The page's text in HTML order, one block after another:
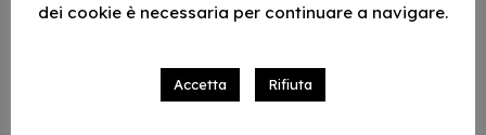
indica la tua città: Genova
dei cookie è necessaria per continuare a navigare.
Accetta Rifiuta